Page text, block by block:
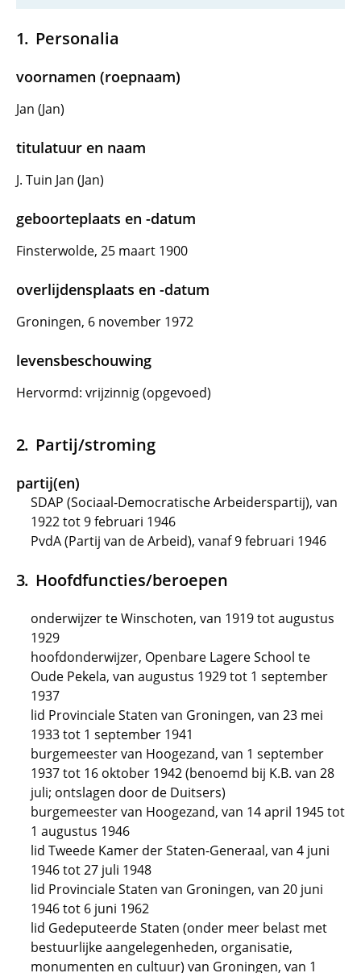
Personalia
voornamen (roepnaam)
Jan (Jan)
titulatuur en naam
J. Tuin Jan (Jan)
geboorteplaats en -datum
Finsterwolde, 25 maart 1900
overlijdensplaats en -datum
Groningen, 6 november 1972
levensbeschouwing
Hervormd: vrijzinnig (opgevoed)
Partij/stroming
partij(en)
SDAP (Sociaal-Democratische Arbeiderspartij), van
1922 tot 9 februari 1946
PvdA (Partij van de Arbeid), vanaf 9 februari 1946
Hoofdfuncties/beroepen
onderwijzer te Winschoten, van 1919 tot augustus
1929
hoofdonderwijzer, Openbare Lagere School te
Oude Pekela, van augustus 1929 tot 1 september
1937
lid Provinciale Staten van Groningen, van 23 mei
1933 tot 1 september 1941
burgemeester van Hoogezand, van 1 september
1937 tot 16 oktober 1942 (benoemd bij K.B. van 28
juli; ontslagen door de Duitsers)
burgemeester van Hoogezand, van 14 april 1945 tot
1 augustus 1946
lid Tweede Kamer der Staten-Generaal, van 4 juni
1946 tot 27 juli 1948
lid Provinciale Staten van Groningen, van 20 juni
1946 tot 6 juni 1962
lid Gedeputeerde Staten (onder meer belast met
bestuurlijke aangelegenheden, organisatie,
monumenten en cultuur) van Groningen, van 1